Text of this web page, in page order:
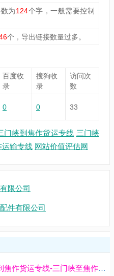
为124个字，一般需要控制
个，导出链接数量过多。
百度收
录
搜狗收
录
访问次
数
0 0 33
门峡到焦作货运专线 三门峡
运输专线 网站价值评估网
限公司
件有限公司
三门峡到焦作物流专线-三门峡到焦作货运专线-三门峡至焦作物流公司-就发物流网